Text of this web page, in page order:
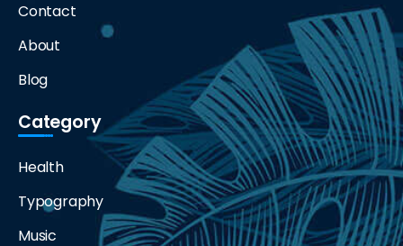
Contact
About
Blog
Category
Health
Typography
Music